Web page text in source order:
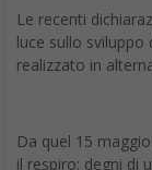
Le recenti
luce sullo sviluppo
realizzato in
Da quel 15
il respiro: degni di